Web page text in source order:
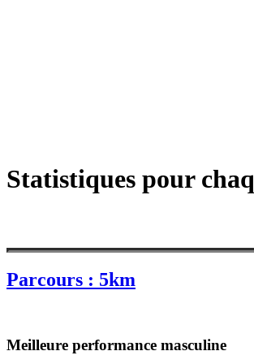
Statistiques pour
Parcours : 5km
Meilleure performance masculine